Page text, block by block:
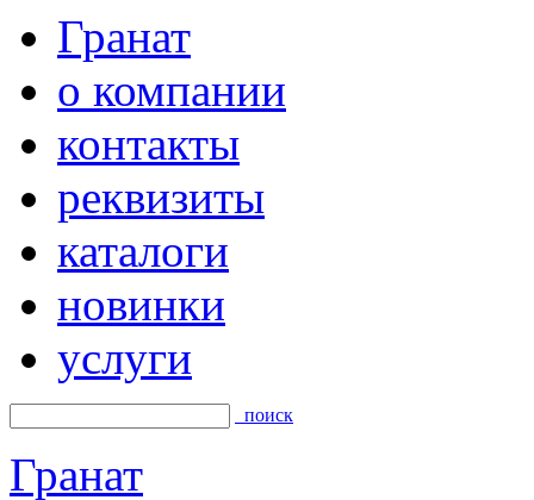
Гранат
о компании
контакты
реквизиты
каталоги
новинки
услуги
поиск
Гранат